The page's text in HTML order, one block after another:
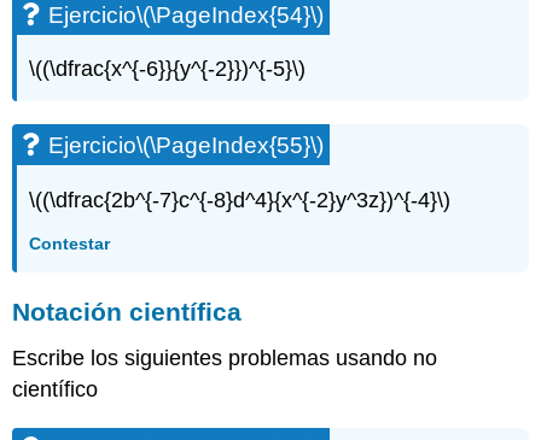
Ejercicio\(\PageIndex{54}\)
\((\dfrac{x^{-6}}{y^{-2}})^{-5}\)
Ejercicio\(\PageIndex{55}\)
\((\dfrac{2b^{-7}c^{-8}d^4}{x^{-2}y^3z})^{-4}\)
Contestar
Notación científica
Escribe los siguientes problemas usando no
científico